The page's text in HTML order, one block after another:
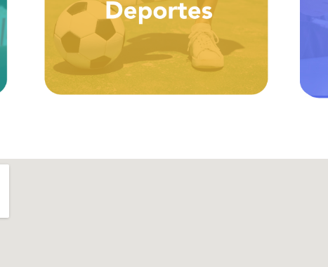
+ Artículos deportiva+ Futbol 5
+ Zona de juegos